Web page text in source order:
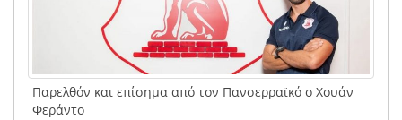
Παρελθόν και επίσημα από τον Πανσερραϊκό ο Χουάν
Φεράντο